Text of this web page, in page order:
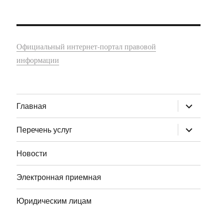
Официальный интернет-портал правовой
информации
Главная раскрыть
дочернее
меню
Перечень услуг
раскрыть
дочернее
меню
Новости
Электронная приемная
Юридическим лицам